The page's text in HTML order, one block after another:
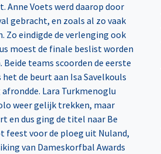
Anne Voets werd daarop door
gebracht, en zoals al zo vaak
Zo eindigde de verlenging ook
moest de finale beslist worden
teams scoorden de eerste
de beurt aan Isa Savelkouls
Lara Turkmenoglu
weer gelijk trekken, maar
en dus ging de titel naar Be
feest voor de ploeg uit Nuland,
van Dameskorfbal Awards